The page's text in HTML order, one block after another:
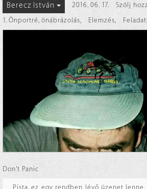
Berecz István 2016. 06. 17.
Szólj
1. Önportré, önábrázolás, Elemzés,
Don't Panic
Pista, ez egy rendben lévő üzenet